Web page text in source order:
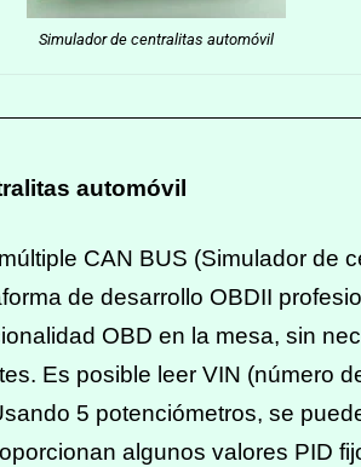
Simulador de centralitas automóvil
automóvil
CAN BUS (Simulador de
de desarrollo OBDII
OBD en la mesa, sin
Es posible leer VIN (número
5 potenciómetros, se
algunos valores PID